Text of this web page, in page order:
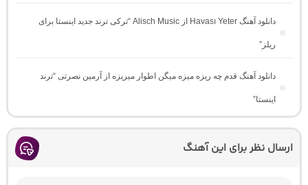
دانلود آهنگ Havası Yeter از Alisch Music “ترکی ترند جدید اینستا برای
ریلز”
دانلود آهنگ ﻗﺪم ﭼﻪ رﻳﺰه ﻣﻴﺰه ﻣﻴﮕﻦ اﻃﻮار ﻣﻴﺮﻳﺰه از آرمین نصرتی “ترند
اینستا”
ارسال نظر برای این آهنگ